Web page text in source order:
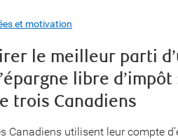
et motivation
le meilleur parti
libre d’impôt
trois Canadiens
Canadiens utilisent leur compte